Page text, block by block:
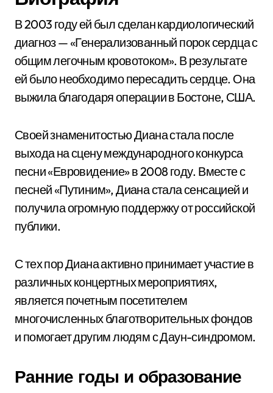
В 2003 году ей был сделан кардиологический
диагноз — «Генерализованный порок сердца с
общим легочным кровотоком». В результате
ей было необходимо пересадить сердце. Она
выжила благодаря операции в Бостоне, США.
Своей знаменитостью Диана стала после
выхода на сцену международного конкурса
песни «Евровидение» в 2008 году. Вместе с
песней «Путиним», Диана стала сенсацией и
получила огромную поддержку от российской
публики.
С тех пор Диана активно принимает участие в
различных концертных мероприятиях,
является почетным посетителем
многочисленных благотворительных фондов
и помогает другим людям с Даун-синдромом.
Ранние годы и образование